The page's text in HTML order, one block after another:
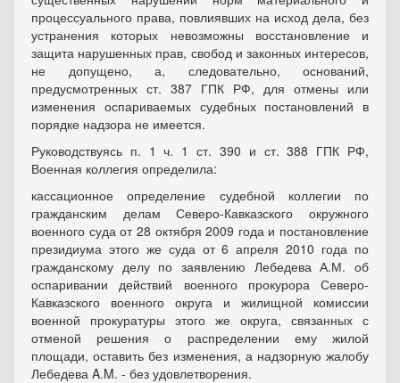
процессуального права, повлиявших на исход дела, без
устранения которых невозможны восстановление и
защита нарушенных прав, свобод и законных интересов,
не допущено, а, следовательно, оснований,
предусмотренных ст. 387 ГПК РФ, для отмены или
изменения оспариваемых судебных постановлений в
порядке надзора не имеется.
Руководствуясь п. 1 ч. 1 ст. 390 и ст. 388 ГПК РФ,
Военная коллегия определила:
кассационное определение судебной коллегии по
гражданским делам Северо-Кавказского окружного
военного суда от 28 октября 2009 года и постановление
президиума этого же суда от 6 апреля 2010 года по
гражданскому делу по заявлению Лебедева А.М. об
оспаривании действий военного прокурора Северо-
Кавказского военного округа и жилищной комиссии
военной прокуратуры этого же округа, связанных с
отменой решения о распределении ему жилой
площади, оставить без изменения, а надзорную жалобу
Лебедева A.M. - без удовлетворения.